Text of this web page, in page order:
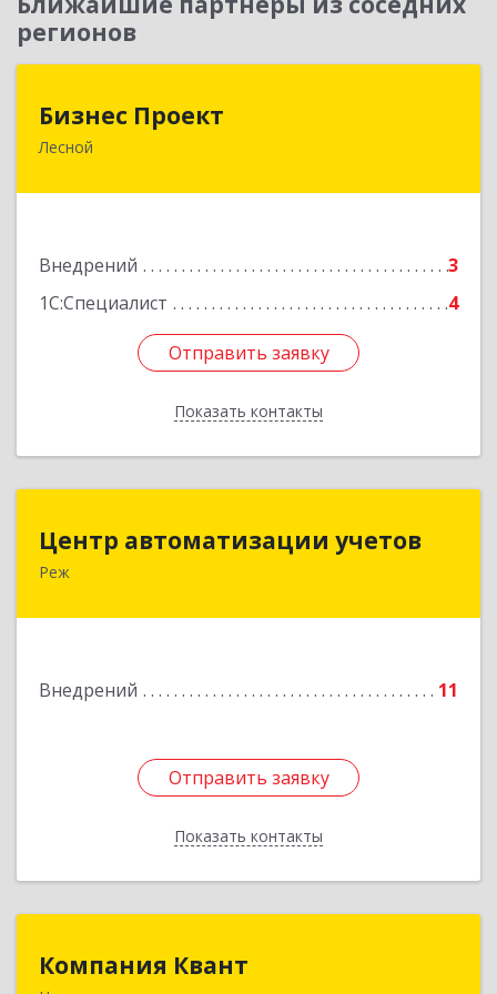
регионов
Бизнес Проект
Лесной
Внедрений
3
1С:Специалист
4
Отправить заявку
Показать контакты
624200, Свердловская обл, Лесной г, Сиротина
Отправить заявку
Назад
Центр автоматизации учетов
Реж
Внедрений 11
Отправить заявку
Показать контакты
623750, Свердловская обл, Режевской р-н, Реж
Отправить заявку
Назад
Компания Квант